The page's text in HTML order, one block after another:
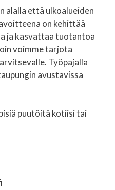
alalla että ulkoalueiden
on kehittää
ja kasvattaa tuotantoa
voimme tarjota
Työpajalla
avustavissa
puutöitä kotiisi tai